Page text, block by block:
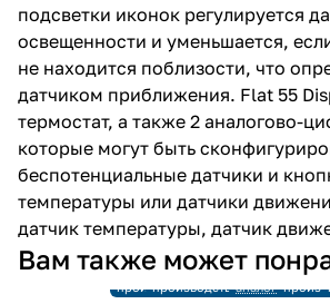
подсветки иконок регулируется
освещенности и уменьшается,
не находится поблизости, что
датчиком приближения. Flat 55
термостат, а также 2 аналогово-
которые могут быть
беспотенциальные датчики и
температуры или датчики
датчик температуры, датчик
Вам также может
Снято сСнято с
производства
Ссылка наСнято с